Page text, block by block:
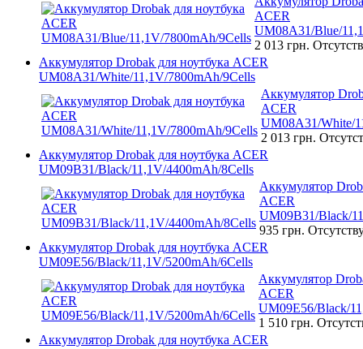
ACER
UM08A31/Blue/
2 013 грн.
Аккумулятор Drobak для ноутбука ACER
UM08A31/White/11,1V/7800mAh/9Cells
Аккумулятор
ACER
UM08A31/White/
2 013 грн.
Аккумулятор Drobak для ноутбука ACER
UM09B31/Black/11,1V/4400mAh/8Cells
Аккумулятор
ACER
UM09B31/Black/
935 грн.
Аккумулятор Drobak для ноутбука ACER
UM09E56/Black/11,1V/5200mAh/6Cells
Аккумулятор
ACER
UM09E56/Black/
1 510 грн.
Аккумулятор Drobak для ноутбука ACER